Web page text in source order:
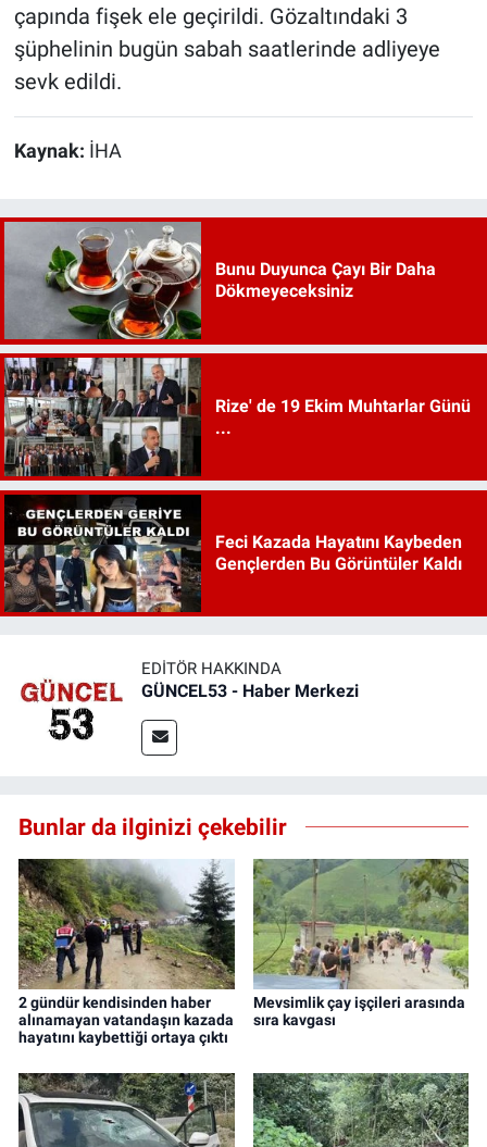
çapında fişek ele geçirildi. Gözaltındaki 3
şüphelinin bugün sabah saatlerinde adliyeye
sevk edildi.
Kaynak: İHA
Bunu Duyunca Çayı Bir Daha
Dökmeyeceksiniz
Rize' de 19 Ekim Muhtarlar Günü
...
Feci Kazada Hayatını Kaybeden
Gençlerden Bu Görüntüler Kaldı
EDITÖR HAKKINDA
GÜNCEL53 - Haber Merkezi
Bunlar da ilginizi çekebilir
2 gündür kendisinden haber
alınamayan vatandaşın kazada
hayatını kaybettiği ortaya çıktı
Mevsimlik çay işçileri arasında
sıra kavgası